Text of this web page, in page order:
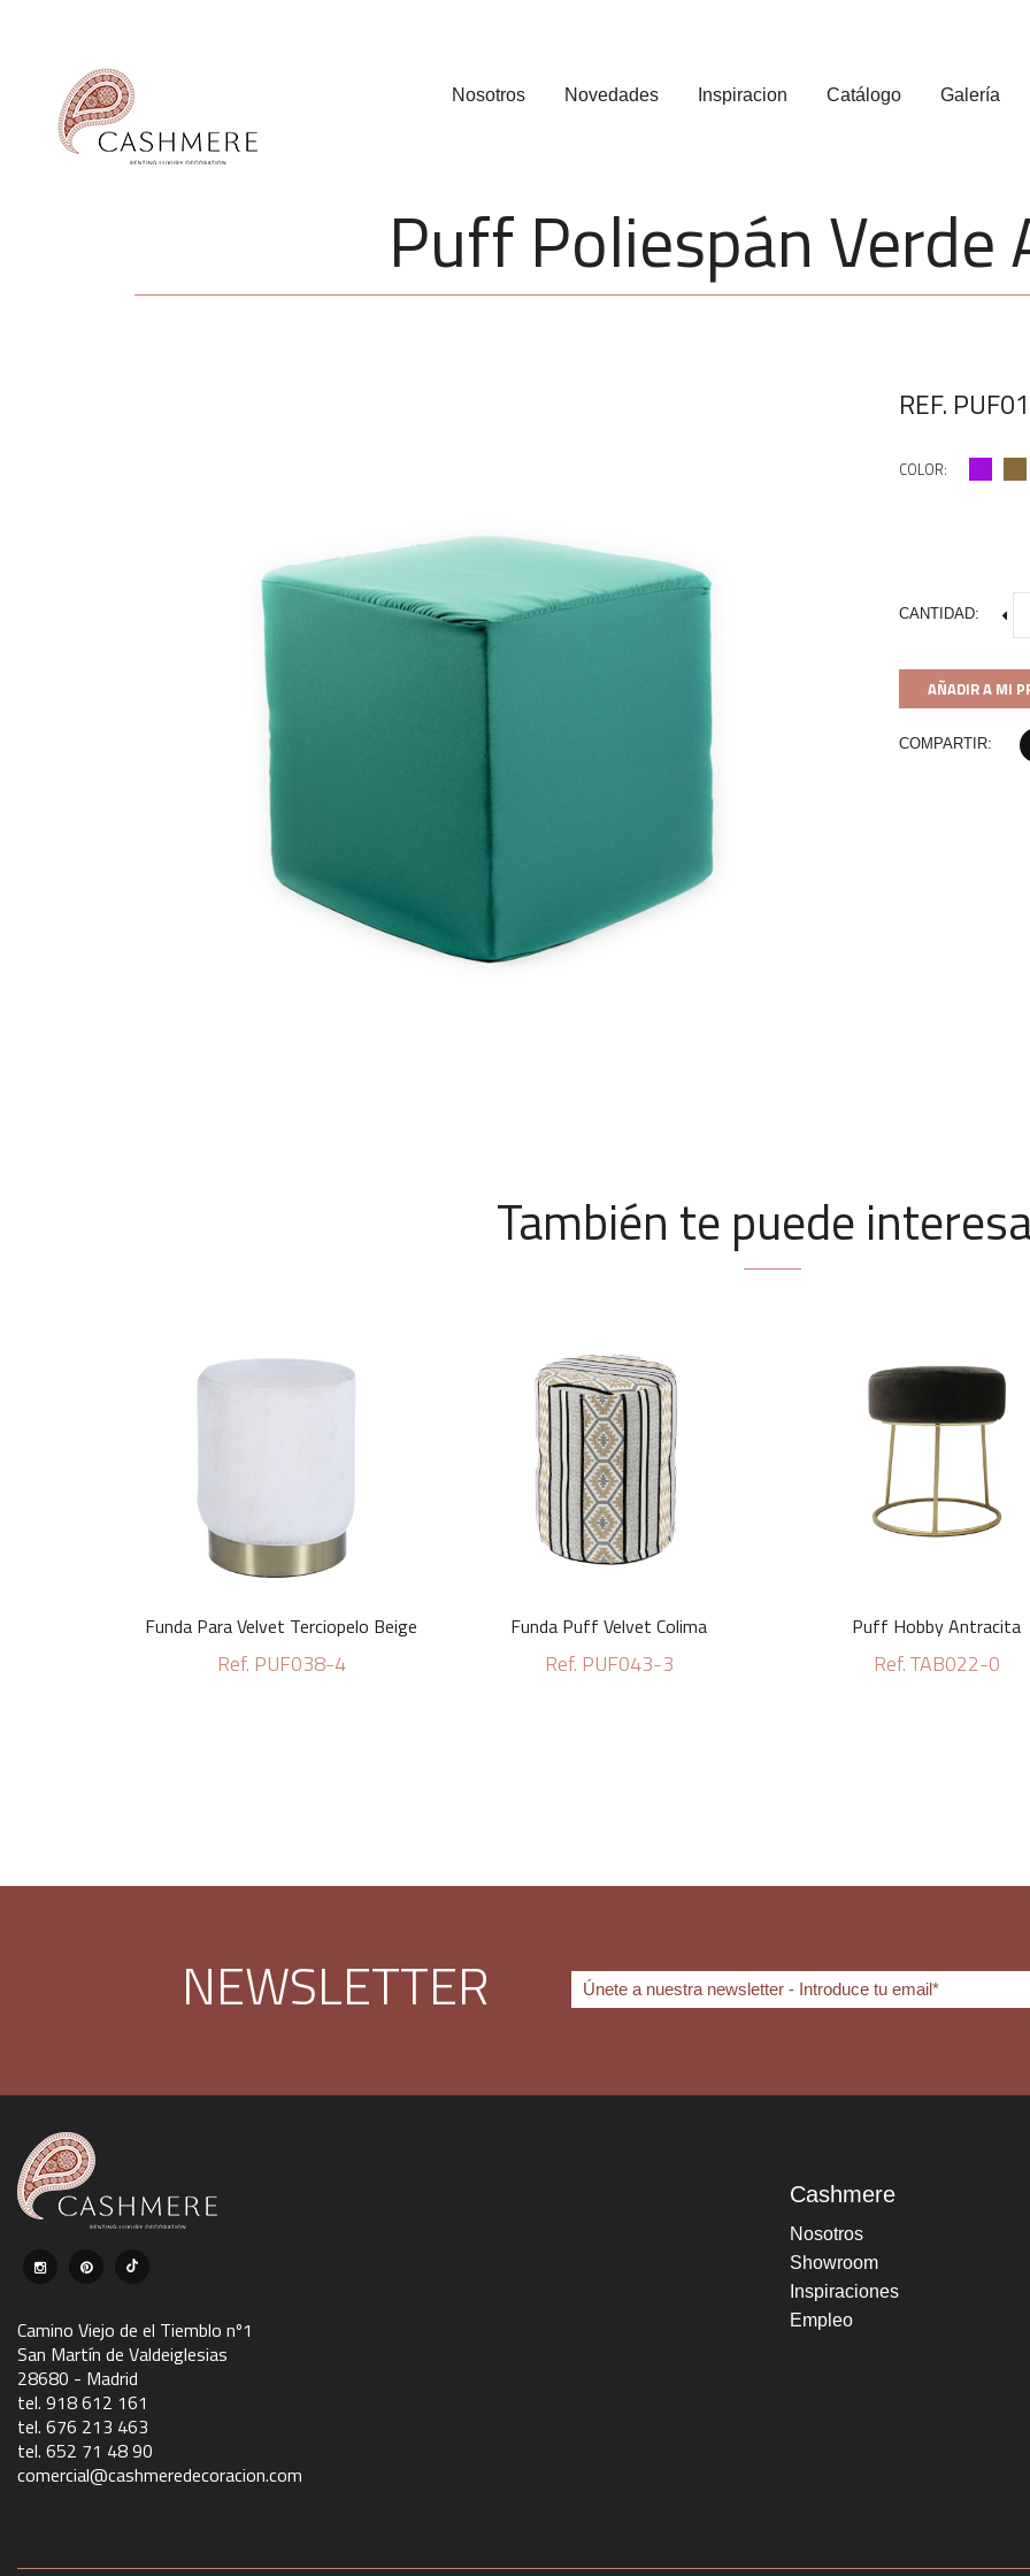
Nosotros Novedades Inspiracion Catálogo Galería
Puff Poliespán Verde
REF.
COLOR:
CANTIDAD:
AÑADIR A MI
COMPARTIR:
También te puede
Funda Para Velvet Terciopelo Beige
Ref. PUF038-4
Funda Puff Velvet Colima
Ref. PUF043-3
Puff Hobby Antracita
Ref. TAB022-0
NEWSLETTER
Camino Viejo de el Tiemblo nº1
San Martín de Valdeiglesias
28680 - Madrid
tel. 918 612 161
tel. 676 213 463
tel. 652 71 48 90
comercial@cashmeredecoracion.com
Cashmere
Nosotros
Showroom
Inspiraciones
Empleo